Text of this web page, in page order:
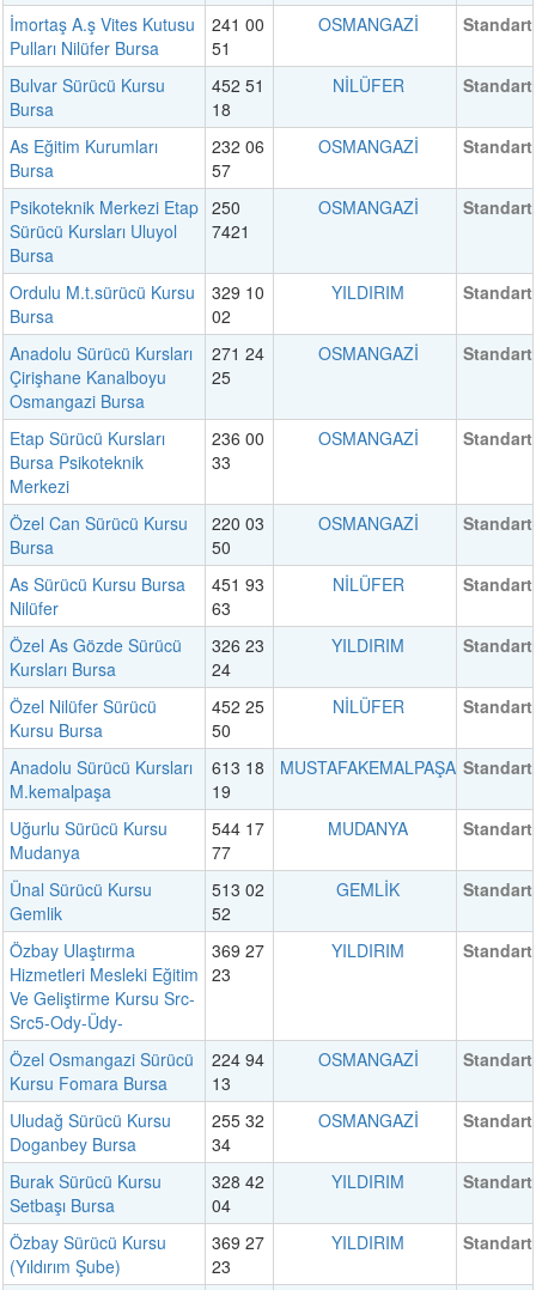
İmortaş A.ş Vites Kutusu
Pulları Nilüfer Bursa
241 00
51
OSMANGAZİ Standart
Bulvar Sürücü Kursu
Bursa
452 51
18
NİLÜFER Standart
As Eğitim Kurumları
Bursa
232 06
57
OSMANGAZİ Standart
Psikoteknik Merkezi Etap
Sürücü Kursları Uluyol
Bursa
250
7421
OSMANGAZİ Standart
Ordulu M.t.sürücü Kursu
Bursa
329 10
02
YILDIRIM Standart
Anadolu Sürücü Kursları
Çirişhane Kanalboyu
Osmangazi Bursa
271 24
25
OSMANGAZİ Standart
Etap Sürücü Kursları
Bursa Psikoteknik
Merkezi
236 00
33
OSMANGAZİ Standart
Özel Can Sürücü Kursu
Bursa
220 03
50
OSMANGAZİ Standart
As Sürücü Kursu Bursa
Nilüfer
451 93
63
NİLÜFER Standart
Özel As Gözde Sürücü
Kursları Bursa
326 23
24
YILDIRIM Standart
Özel Nilüfer Sürücü
Kursu Bursa
452 25
50
NİLÜFER Standart
Anadolu Sürücü Kursları
M.kemalpaşa
613 18
19
MUSTAFAKEMALPAŞA Standart
Uğurlu Sürücü Kursu
Mudanya
544 17
77
MUDANYA Standart
Ünal Sürücü Kursu
Gemlik
513 02
52
GEMLİK Standart
Özbay Ulaştırma
Hizmetleri Mesleki Eğitim
Ve Geliştirme Kursu Src-
Src5-Ody-Üdy-
369 27
23
YILDIRIM Standart
Özel Osmangazi Sürücü
Kursu Fomara Bursa
224 94
13
OSMANGAZİ Standart
Uludağ Sürücü Kursu
Doganbey Bursa
255 32
34
OSMANGAZİ Standart
Burak Sürücü Kursu
Setbaşı Bursa
328 42
04
YILDIRIM Standart
Özbay Sürücü Kursu
(Yıldırım Şube)
369 27
23
YILDIRIM Standart